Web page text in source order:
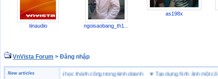
tinaudio ngoisaobang_th1...
as198x
VnVista Forum > Đăng nhập
New articles
biệt” của Microsoft ♥4 bài học thành công trong kinh doanh♥Tạo dựng hình ảnh